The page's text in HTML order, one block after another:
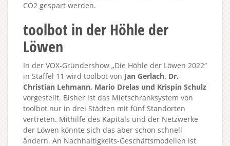
CO2 gespart werden.
toolbot in der Höhle der
Löwen
In der VOX-Gründershow „Die Höhle der Löwen 2022“
in Staffel 11 wird toolbot von Jan Gerlach, Dr.
Christian Lehmann, Mario Drelas und Krispin Schulz
vorgestellt. Bisher ist das Mietschranksystem von
toolbot nur in drei Städten mit fünf Standorten
vertreten. Mithilfe des Kapitals und der Netzwerke
der Löwen könnte sich das aber schon schnell
ändern. An Nachhaltigkeits-Geschäftsmodellen ist